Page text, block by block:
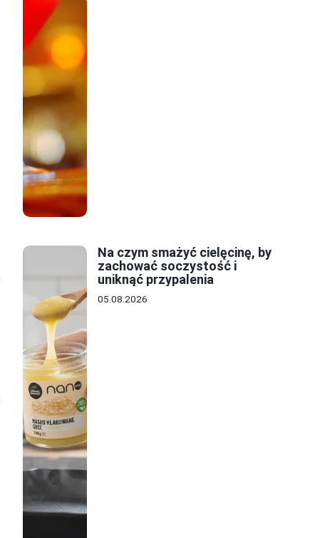
Na czym smażyć cielęcinę, by
zachować soczystość i
uniknąć przypalenia
05.08.2026